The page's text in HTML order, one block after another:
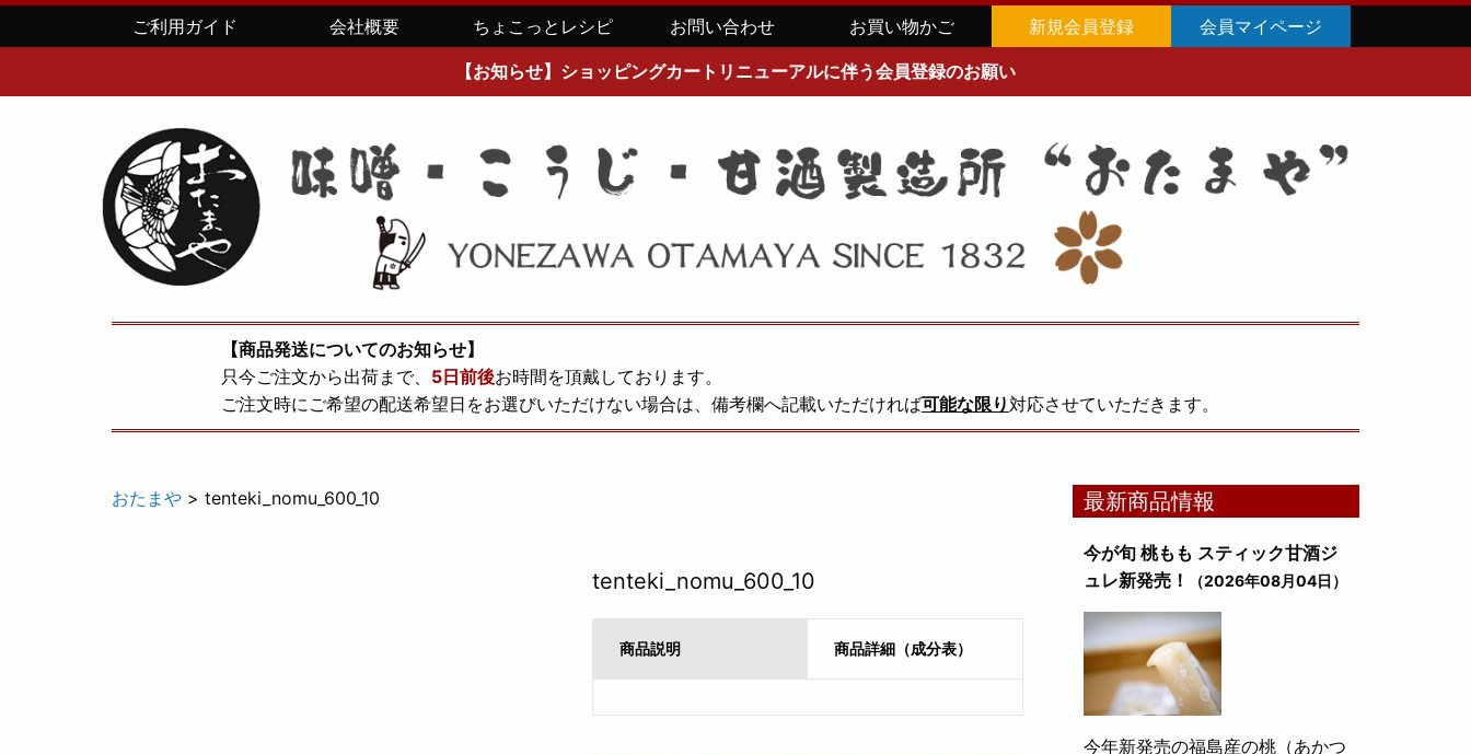
ご利用ガイド 会社概要 ちょこっとレシピ お問い合わせ お買い物かご 新規会員登録 会員マイページ
【お知らせ】ショッピングカートリニューアルに伴う会員登録のお願い
【商品発送についてのお知らせ】
只今ご注文から出荷まで、 5日前後お時間を頂戴しております。
ご注文時にご希望の配送希望日をお選びいただけない場合は、備考欄へ記載いただければ可能な限り対応させていただきます。
おたまや > tenteki_nomu_600_10
tenteki_nomu_600_10
商品説明 商品詳細（成分表）
最新商品情報
今が旬 桃もも スティック甘酒ジ
ュレ新発売！
（2026年08月04日）
今年新発売の福島産の桃（あかつ